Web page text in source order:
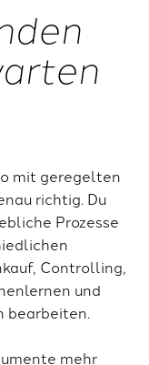
mit geregelten
richtig. Du
Prozesse
Controlling,
und
bearbeiten.
mehr